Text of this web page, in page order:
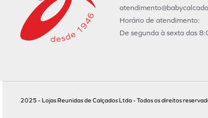
Horário de atendimento:
De segunda à sexta das
2025 - Lojas Reunidas de Calçados Ltda - Todos os direitos